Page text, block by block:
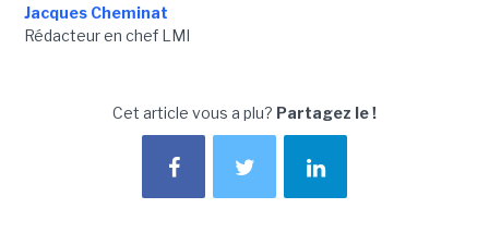
Jacques Cheminat
Rédacteur en chef LMI
Cet article vous a plu? Partagez le !